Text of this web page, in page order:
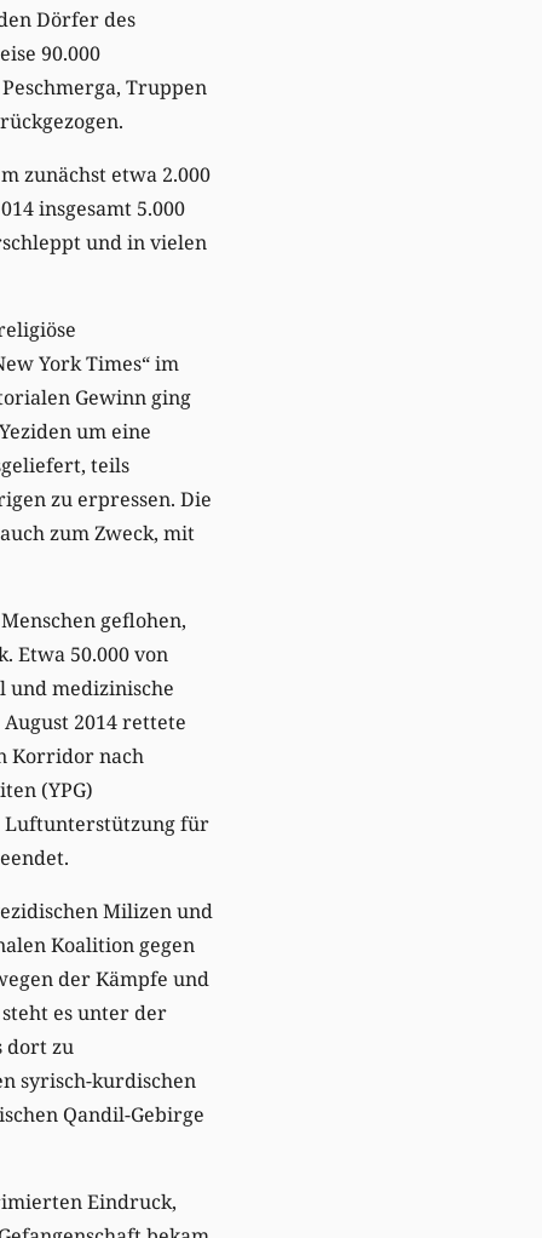
Dörfer des
90.000
Truppen
zunächst etwa 2.000
insgesamt 5.000
und in vielen
York Times“ im
Gewinn ging
um eine
teils
zu erpressen. Die
zum Zweck, mit
geflohen,
Etwa 50.000 von
und medizinische
2014 rettete
Korridor nach
(YPG)
Luftunterstützung für
Milizen und
Koalition gegen
der Kämpfe und
es unter der
dort zu
syrisch-kurdischen
Qandil-Gebirge
Eindruck,